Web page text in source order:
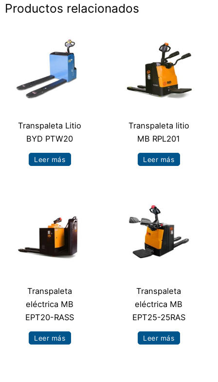
Productos relacionados
Transpaleta Litio
BYD PTW20
Leer más
Transpaleta litio
MB RPL201
Leer más
Transpaleta
eléctrica MB
EPT20-RASS
Leer más
Transpaleta
eléctrica MB
EPT25-25RAS
Leer más